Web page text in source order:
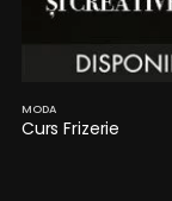
MODA
Curs Frizerie